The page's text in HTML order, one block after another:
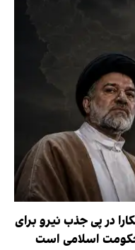
در پی جذب نیرو برای
اسلامی است